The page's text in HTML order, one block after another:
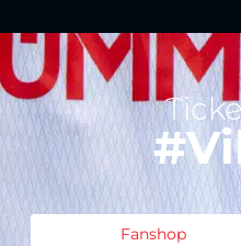
Fanshop